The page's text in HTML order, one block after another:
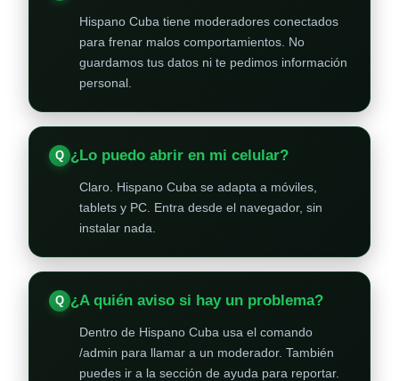
Hispano Cuba tiene moderadores conectados
para frenar malos comportamientos. No
guardamos tus datos ni te pedimos información
personal.
¿Lo puedo abrir en mi celular?
Claro. Hispano Cuba se adapta a móviles,
tablets y PC. Entra desde el navegador, sin
instalar nada.
¿A quién aviso si hay un problema?
Dentro de Hispano Cuba usa el comando
/admin para llamar a un moderador. También
puedes ir a la sección de ayuda para reportar.